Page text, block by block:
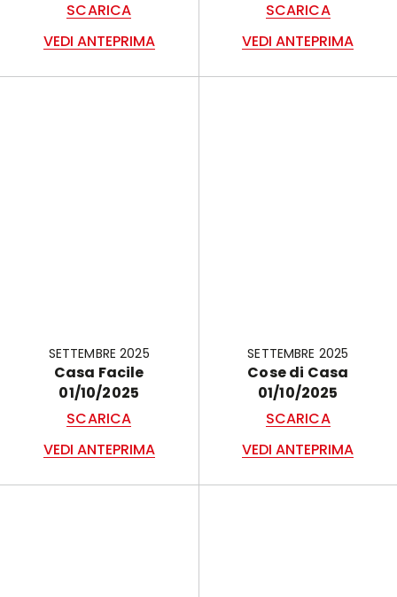
SCARICA
VEDI ANTEPRIMA
SCARICA
VEDI ANTEPRIMA
SETTEMBRE 2025
Casa Facile
01/10/2025
SCARICA
VEDI ANTEPRIMA
SETTEMBRE 2025
Cose di Casa
01/10/2025
SCARICA
VEDI ANTEPRIMA